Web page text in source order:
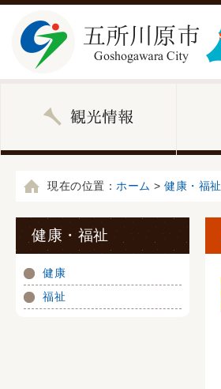
現在の位置： ホーム > 健康・福祉
健康・福祉
健康
福祉